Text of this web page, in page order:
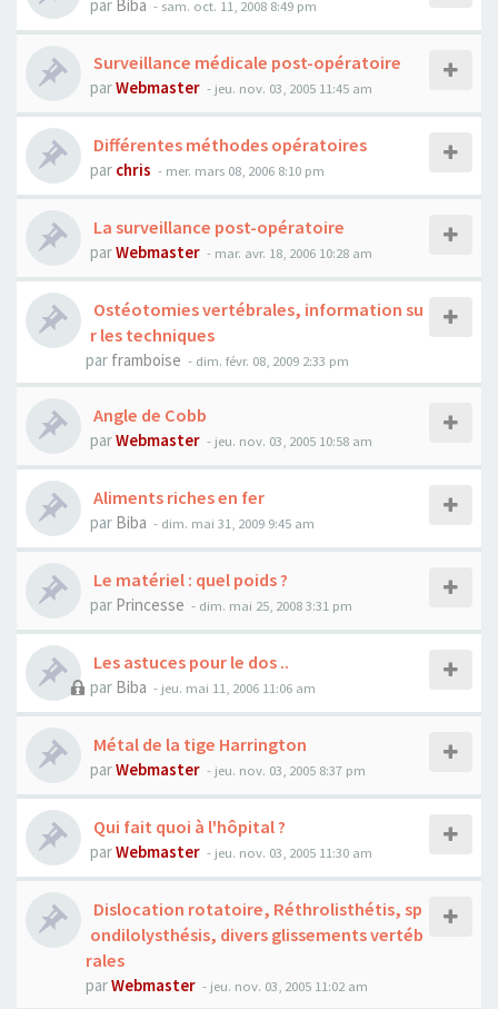
par Biba - sam. oct. 11, 2008 8:49 pm
Surveillance médicale post-opératoire
parWebmaster - jeu. nov. 03, 2005 11:45 am
Différentes méthodes opératoires
par chris - mer. mars 08, 2006 8:10 pm
La surveillance post-opératoire
parWebmaster - mar. avr. 18, 2006 10:28 am
Ostéotomies vertébrales, information su
r les techniques
par framboise - dim. févr. 08, 2009 2:33 pm
Angle de Cobb
parWebmaster - jeu. nov. 03, 2005 10:58 am
Aliments riches en fer
par Biba - dim. mai 31, 2009 9:45 am
Le matériel : quel poids ?
par Princesse - dim. mai 25, 2008 3:31 pm
Les astuces pour le dos ..
par Biba - jeu. mai 11, 2006 11:06 am
Métal de la tige Harrington
parWebmaster - jeu. nov. 03, 2005 8:37 pm
Qui fait quoi à l'hôpital ?
parWebmaster - jeu. nov. 03, 2005 11:30 am
Dislocation rotatoire, Réthrolisthétis, sp
ondilolysthésis, divers glissements vertéb
rales
parWebmaster - jeu. nov. 03, 2005 11:02 am